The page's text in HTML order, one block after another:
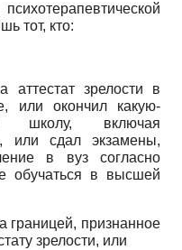
тот, кто:
зрелости в
или окончил какую-
школу, включая
или сдал экзамены,
в вуз согласно
обучаться в высшей
признанное
зрелости, или